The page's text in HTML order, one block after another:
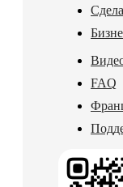
FAQ